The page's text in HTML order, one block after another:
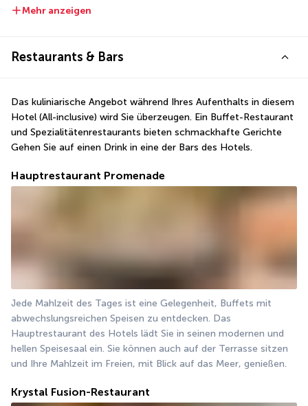
Mehr anzeigen
Restaurants & Bars
Das kuliniarische Angebot während Ihres Aufenthalts in diesem
Hotel (All-inclusive) wird Sie überzeugen. Ein Buffet-Restaurant
und Spezialitätenrestaurants bieten schmackhafte Gerichte
Gehen Sie auf einen Drink in eine der Bars des Hotels.
Hauptrestaurant Promenade
Jede Mahlzeit des Tages ist eine Gelegenheit, Buffets mit
abwechslungsreichen Speisen zu entdecken. Das
Hauptrestaurant des Hotels lädt Sie in seinen modernen und
hellen Speisesaal ein. Sie können auch auf der Terrasse sitzen
und Ihre Mahlzeit im Freien, mit Blick auf das Meer, genießen.
Krystal Fusion-Restaurant